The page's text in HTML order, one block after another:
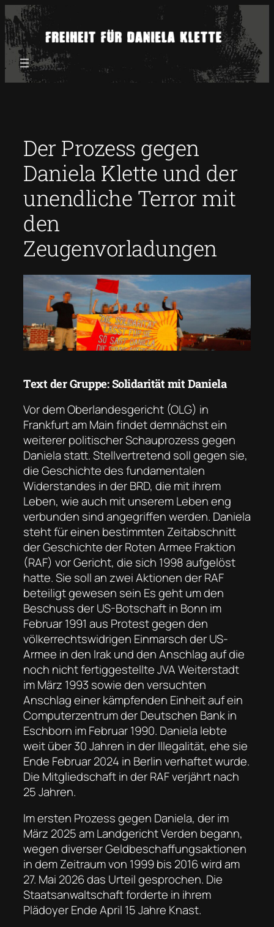
Zum
Inhalt
springen
Der Prozess gegen
Daniela Klette und der
unendliche Terror mit
den
Zeugenvorladungen
Text der Gruppe: Solidarität mit Daniela
Vor dem Oberlandesgericht (OLG) in
Frankfurt am Main findet demnächst ein
weiterer politischer Schauprozess gegen
Daniela statt. Stellvertretend soll gegen sie,
die Geschichte des fundamentalen
Widerstandes in der BRD, die mit ihrem
Leben, wie auch mit unserem Leben eng
verbunden sind angegriffen werden. Daniela
steht für einen bestimmten Zeitabschnitt
der Geschichte der Roten Armee Fraktion
(RAF) vor Gericht, die sich 1998 aufgelöst
hatte. Sie soll an zwei Aktionen der RAF
beteiligt gewesen sein Es geht um den
Beschuss der US-Botschaft in Bonn im
Februar 1991 aus Protest gegen den
völkerrechtswidrigen Einmarsch der US-
Armee in den Irak und den Anschlag auf die
noch nicht fertiggestellte JVA Weiterstadt
im März 1993 sowie den versuchten
Anschlag einer kämpfenden Einheit auf ein
Computerzentrum der Deutschen Bank in
Eschborn im Februar 1990. Daniela lebte
weit über 30 Jahren in der Illegalität, ehe sie
Ende Februar 2024 in Berlin verhaftet wurde.
Die Mitgliedschaft in der RAF verjährt nach
25 Jahren.
Im ersten Prozess gegen Daniela, der im
März 2025 am Landgericht Verden begann,
wegen diverser Geldbeschaffungsaktionen
in dem Zeitraum von 1999 bis 2016 wird am
27. Mai 2026 das Urteil gesprochen. Die
Staatsanwaltschaft forderte in ihrem
Plädoyer Ende April 15 Jahre Knast.